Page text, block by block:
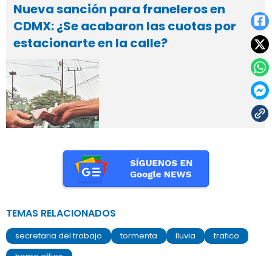
Nueva sanción para franeleros en
CDMX: ¿Se acabaron las cuotas por
estacionarte en la calle?
TEMAS RELACIONADOS
secretaria del trabajo tormenta lluvia
trafico